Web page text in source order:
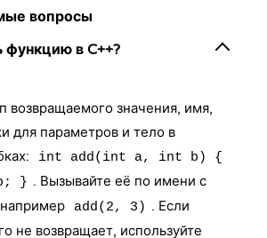
вопросы
функцию в C++?
возвращаемого значения, имя,
для параметров и тело в
int add(int a, int b) {
} . Вызывайте её по имени с
add(2, 3) . Если
не возвращает, используйте